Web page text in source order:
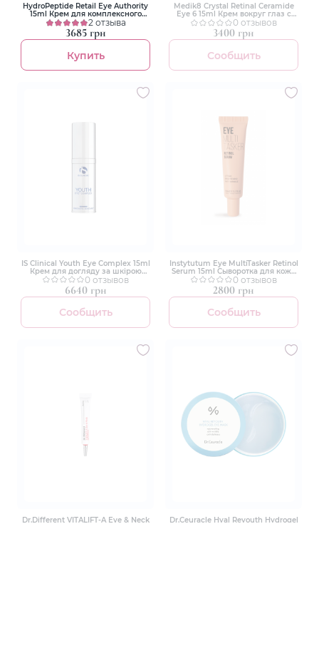
HydroPeptide Retail Eye Authority
15ml Крем для комплексного
омоложения зоны вокруг глаз
2 отзыва
3685 грн
Купить
Medik8 Crystal Retinal Ceramide
Eye 6 15ml Крем вокруг глаз с
витамином А и керамидами
0 отзывов
3400 грн
Сообщить
IS Clinical Youth Eye Complex 15ml
Крем для догляду за шкірою
навколо очей
0 отзывов
6640 грн
Сообщить
Instytutum Eye MultiTasker Retinol
Serum 15ml Сыворотка для кожи
вокруг глаз с ретиноидом
0 отзывов
2800 грн
Сообщить
Dr.Different VITALIFT-A Eye & Neck Dr.Ceuracle Hyal Reyouth Hydrogel